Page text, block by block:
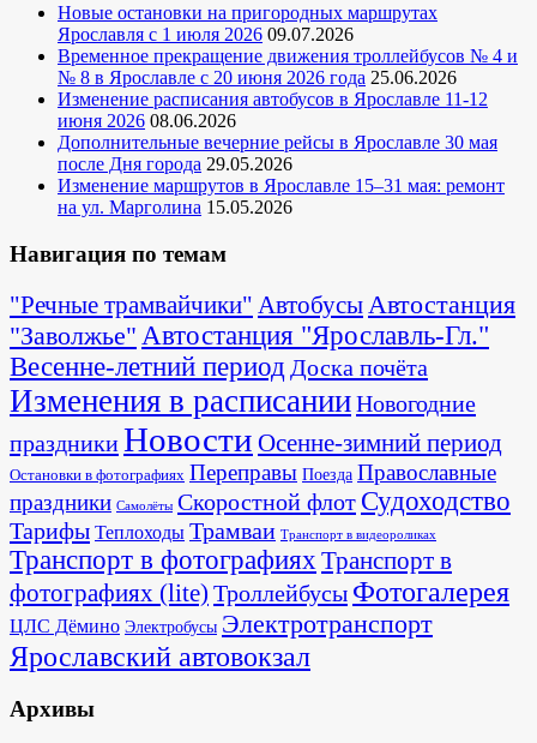
Новые остановки на пригородных маршрутах
Ярославля с 1 июля 2026 09.07.2026
Временное прекращение движения троллейбусов № 4 и
№ 8 в Ярославле с 20 июня 2026 года 25.06.2026
Изменение расписания автобусов в Ярославле 11-12
июня 2026 08.06.2026
Дополнительные вечерние рейсы в Ярославле 30 мая
после Дня города 29.05.2026
Изменение маршрутов в Ярославле 15–31 мая: ремонт
на ул. Марголина 15.05.2026
Навигация по темам
"Речные трамвайчики" АвтобусыАвтостанция
"Заволжье" Автостанция "Ярославль-Гл."
Весенне-летний период Доска почёта
Изменения в расписанииНовогодние
праздникиНовости Осенне-зимний период
Остановки в фотографиях Переправы Поезда Православные
праздники Самолёты Скоростной флот Судоходство
Тарифы Теплоходы Трамваи Транспорт в видеороликах
Транспорт в фотографияхТранспорт в
фотографиях (lite) Троллейбусы Фотогалерея
ЦЛС Дёмино Электробусы Электротранспорт
Ярославский автовокзал
Архивы